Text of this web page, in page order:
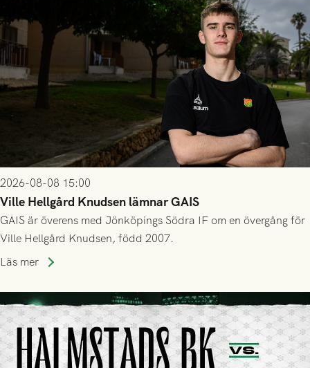
2026-08-08 15:00
Ville Hellgård Knudsen lämnar GAIS
GAIS är överens med Jönköpings Södra IF om en övergång för
Ville Hellgård Knudsen, född 2007.
Läs mer